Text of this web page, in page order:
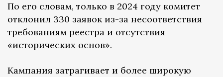
По его словам, только в 2024 году комитет
отклонил 330 заявок из-за несоответствия
требованиям реестра и отсутствия
«исторических основ».
Кампания затрагивает и более широкую